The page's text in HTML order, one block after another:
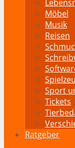
Möbel
Musik
Reisen
Sport
Tickets
Ratgeber